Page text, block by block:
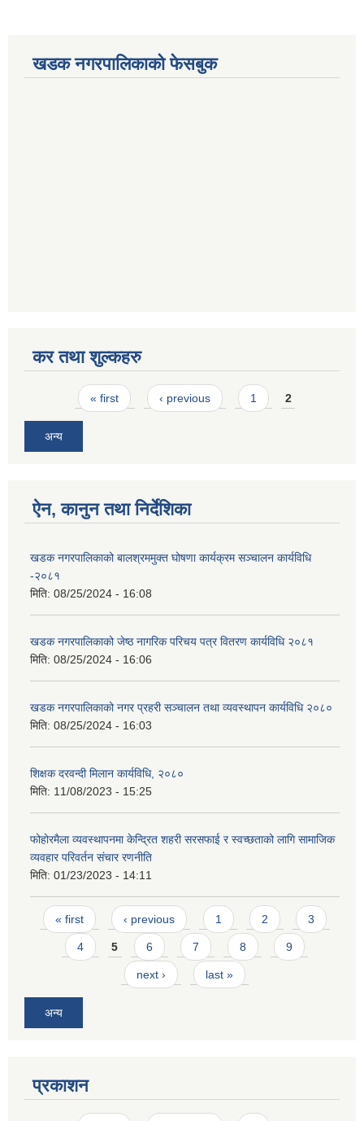
खडक नगरपालिकाको फेसबुक
कर तथा शुल्कहरु
Pages« first ‹ previous 1 2
अन्य
ऐन, कानुन तथा निर्देशिका
खडक नगरपालिकाको बालश्रममुक्त घोषणा कार्यक्रम सञ्चालन कार्यविधि
-२०८१
मिति: 08/25/2024 - 16:08
खडक नगरपालिकाको जेष्ठ नागरिक परिचय पत्र वितरण कार्यविधि २०८१
मिति: 08/25/2024 - 16:06
खडक नगरपालिकाको नगर प्रहरी सञ्चालन तथा व्यवस्थापन कार्यविधि २०८०
मिति: 08/25/2024 - 16:03
शिक्षक दरवन्दी मिलान कार्यविधि, २०८०
मिति: 11/08/2023 - 15:25
फोहोरमैला व्यवस्थापनमा केन्द्रित शहरी सरसफाई र स्वच्छताको लागि सामाजिक
व्यवहार परिवर्तन संचार रणनीति
मिति: 01/23/2023 - 14:11
Pages
« first ‹ previous 1 2 3
4 5 6 7 8 9
next › last »
अन्य
प्रकाशन